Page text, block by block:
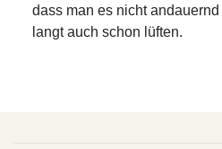
dass man es nicht
langt auch schon lüften.